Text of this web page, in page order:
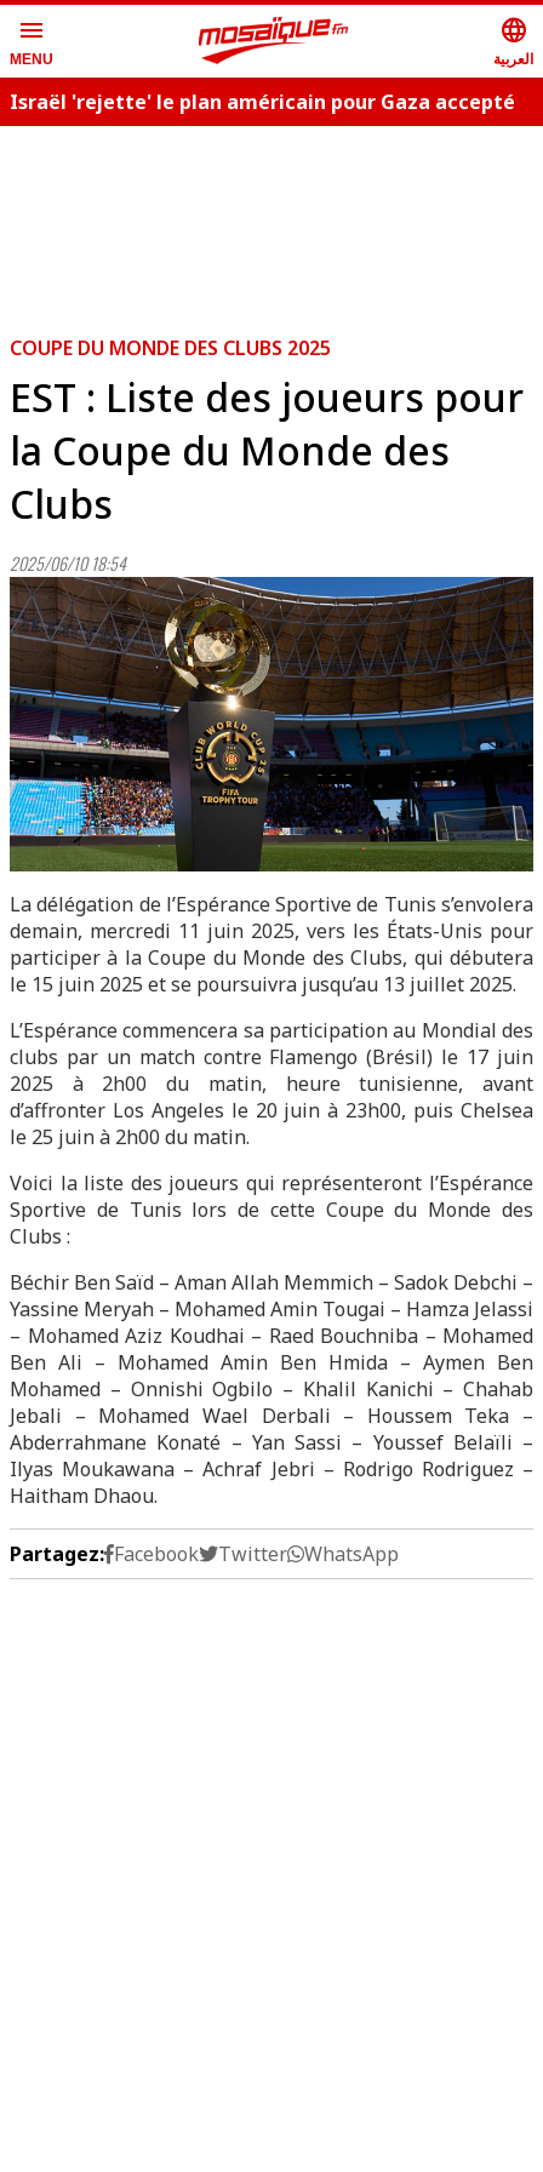
menu
MENU
language
العربية
Israël 'rejette' le plan américain pour Gaza accepté
COUPE DU MONDE DES CLUBS 2025
EST : Liste des joueurs pour
la Coupe du Monde des
Clubs
2025/06/10 18:54
La délégation de l’Espérance Sportive de Tunis s’envolera
demain, mercredi 11 juin 2025, vers les États-Unis pour
participer à la Coupe du Monde des Clubs, qui débutera
le 15 juin 2025 et se poursuivra jusqu’au 13 juillet 2025.
L’Espérance commencera sa participation au Mondial des
clubs par un match contre Flamengo (Brésil) le 17 juin
2025 à 2h00 du matin, heure tunisienne, avant
d’affronter Los Angeles le 20 juin à 23h00, puis Chelsea
le 25 juin à 2h00 du matin.
Voici la liste des joueurs qui représenteront l’Espérance
Sportive de Tunis lors de cette Coupe du Monde des
Clubs :
Béchir Ben Saïd – Aman Allah Memmich – Sadok Debchi –
Yassine Meryah – Mohamed Amin Tougai – Hamza Jelassi
– Mohamed Aziz Koudhai – Raed Bouchniba – Mohamed
Ben Ali – Mohamed Amin Ben Hmida – Aymen Ben
Mohamed – Onnishi Ogbilo – Khalil Kanichi – Chahab
Jebali – Mohamed Wael Derbali – Houssem Teka –
Abderrahmane Konaté – Yan Sassi – Youssef Belaïli –
Ilyas Moukawana – Achraf Jebri – Rodrigo Rodriguez –
Haitham Dhaou.
Partagez: Facebook Twitter WhatsApp